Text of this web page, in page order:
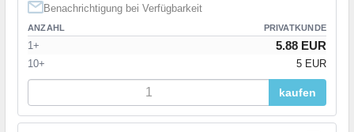
Benachrichtigung bei Verfügbarkeit
ANZAHL PRIVATKUNDE
1+ 5.88 EUR
10+ 5 EUR
kaufen